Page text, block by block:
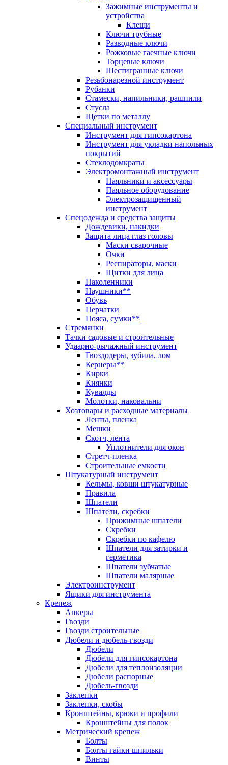
Зажимные инструменты и
устройства
Клещи
Ключи трубные
Разводные ключи
Рожковые гаечные ключи
Торцевые ключи
Шестигранные ключи
Резьбонарезной инструмент
Рубанки
Стамески, напильники, рашпили
Стусла
Щетки по металлу
Специальный инструмент
Инструмент для гипсокартона
Инструмент для укладки напольных
покрытий
Стеклодомкраты
Электромонтажный инструмент
Паяльники и аксессуары
Паяльное оборудование
Электрозащищенный
инструмент
Спецодежда и средства защиты
Дождевики, накидки
Защита лица глаз головы
Маски сварочные
Очки
Респираторы, маски
Щитки для лица
Наколенники
Наушники**
Обувь
Перчатки
Пояса, сумки**
Стремянки
Тачки садовые и строительные
Удаарно-рычажный инструмент
Гвоздодеры, зубила, лом
Кернеры**
Кирки
Киянки
Кувалды
Молотки, наковальни
Хозтовары и расходные материалы
Ленты, пленка
Мешки
Скотч, лента
Уплотнители для окон
Стретч-пленка
Строительные емкости
Штукатурный инструмент
Кельмы, ковши штукатурные
Правила
Шпатели
Шпатели, скребки
Прижимные шпатели
Скребки
Скребки по кафелю
Шпатели для затирки и
герметика
Шпатели зубчатые
Шпатели малярные
Электроинструмент
Ящики для инструмента
Крепеж
Анкеры
Гвозди
Гвозди строительные
Дюбели и дюбель-гвозди
Дюбели
Дюбели для гипсокартона
Дюбели для теплоизоляции
Дюбели распорные
Дюбель-гвозди
Заклепки
Заклепки, скобы
Кронштейны, крюки и профили
Кронштейны для полок
Метрический крепеж
Болты
Болты гайки шпильки
Винты